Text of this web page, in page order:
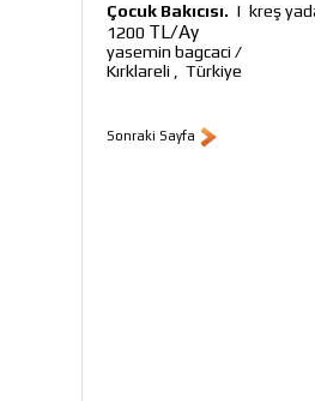
Çocuk Bakıcısı. | kreş
1200 TL/Ay
yasemin bagcaci /
Kırklareli
Türkiye
Sonraki Sayfa